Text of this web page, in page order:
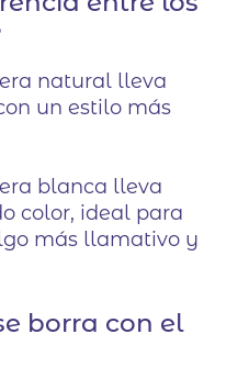
natural lleva
un estilo más
blanca lleva
color, ideal para
más llamativo y
borra con el